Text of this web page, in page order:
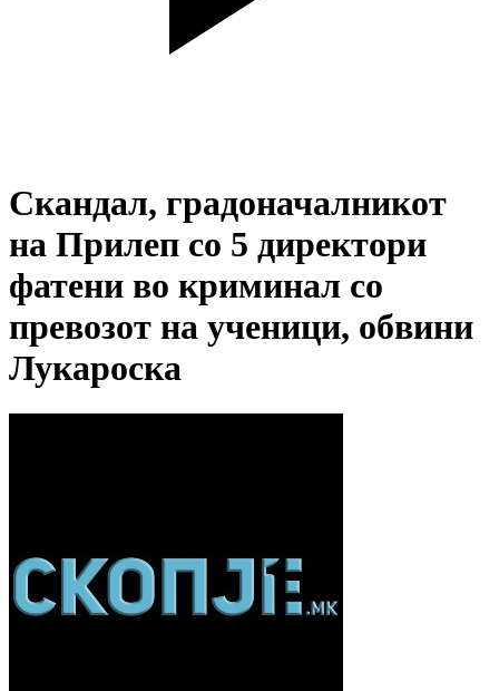
Скандал, градоначалникот
на Прилеп со 5 директори
фатени во криминал со
превозот на ученици, обвини
Лукароска